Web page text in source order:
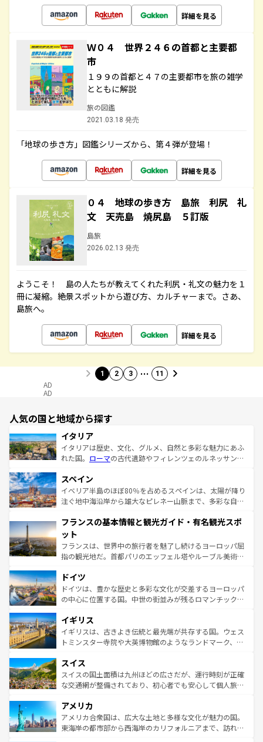
詳細を見る
Ｗ０４ 世界２４６の首都と主要都
市
１９９の首都と４７の主要都市を旅の雑学
とともに解説
旅の図鑑
2021.03.18 発売
「地球の歩き方」図鑑シリーズから、第４弾が登場！
詳細を見る
０４ 地球の歩き方 島旅 利尻 礼
文 天売島 焼尻島 ５訂版
島旅
2026.02.13 発売
ようこそ！ 島の人たちが教えてくれた利尻・礼文の魅力を１
冊に凝縮。絶景スポットから遊び方、カルチャーまで。さあ、
島旅へ。
詳細を見る
1 2 3 … 11
AD
AD
人気の国と地域から探す
イタリア
イタリアは歴史、文化、グルメ、自然と多彩な魅力にあふ
れた国。 ローマの古代遺跡やフィレンツェのルネッサンス
ろん、トスカーナの美しい田園風景やアマルフィ海岸の絶
景など、自然景観も見逃せない。観光の合間には、本場の
ピザやパスタなど、絶品のイタリア料理を堪能することも
ませてくれるイタリアで、忘れられない旅をしてみよう！
なお、新着のイタリア情報は
しい。
スペイン
イベリア半島のほぼ80％を占めるスペインは、太陽が降り
注ぐ地中海沿岸から雄大なピレネー山脈まで、多彩な自然
文化が根付くこの国では、情熱的なフラメンコ、熱気あふ
れる闘牛、そして美味しいタパスが生活の一部となってい
る。首都マドリードの洗練された雰囲気や、バルセロナの
アートに溢れた街角から、地方では古代ローマ遺跡や中世
せる。地方によって風土や気候が異なるスペインはその個
性で訪れる人を魅了する。 なお、新着のスペイン情報は コ
ンテンツ一覧を参照してほしい。
フランスの基本情報と観光ガイド・有名観光スポ
ット
フランスは、世界中の旅行者を魅了し続けるヨーロッパ屈
指の観光地だ。首都パリのエッフェル塔やルーブル美術館
で、幅広い魅力が詰まっている。華麗な宮殿、歴史的な大
聖堂、美しいビーチ、そして豊かな自然が、訪れる者を心
から魅了する。また、フランスは美食の国としても知ら
いる。シャンパンの発祥地であるランス、プロヴァンスの
香り高いラベンダー畑など、多彩な楽しみ方が可能だ。さ
らに、パリ以外の地域にも魅力が溢れており、どの街角に
れる地方に足を運ぶとそれぞれで全く異なる文化を体験で
きるだろう。 なお、新着のフランス情報はコンテンツ一覧
を参照してほしい。
ドイツ
ドイツは、豊かな歴史と多彩な文化が交差するヨーロッパ
の中心に位置する国。中世の街並みが残るロマンチック街
顔を持つこの国は、どこを歩いても飽きることがない。ベ
ルリンの文化的活気、バイエルン州のアルプスの絶景、そ
してライン川沿いのワイン畑といった風景は必見。ビール
は、お酒好きな人にはぜひ体験してほしい。 なお、新着の
ドイツ情報はコンテンツ一覧を参照してほしい。
イギリス
イギリスは、古きよき伝統と最先端が共存する国。ウェス
トミンスター寺院や大英博物館のようなランドマーク、歴
リアごとに異なる魅力がある。また、優雅なアフタヌーン
ティー、ビール好きにはたまらない英国パブ、サッカー観
戦など、本場だからこそできる体験も豊富。イギリスを旅
ンツ一覧を参照してほしい。
スイス
スイスの国土面積は九州ほどの広さだが、運行時刻が正確
な交通網が整備されており、初心者でも安心して個人旅行
の建物がそのまま残る町や、スイスならではのユニークな
博物館もあり、アルプス観光だけでなく町歩きも満喫する
ことができる。国民の所得が高いため物価も高いが、旅行
アメリカ
アメリカ合衆国は、広大な土地と多様な文化が魅力の国。
東海岸の都市部から西海岸のカリフォルニアまで、訪れる